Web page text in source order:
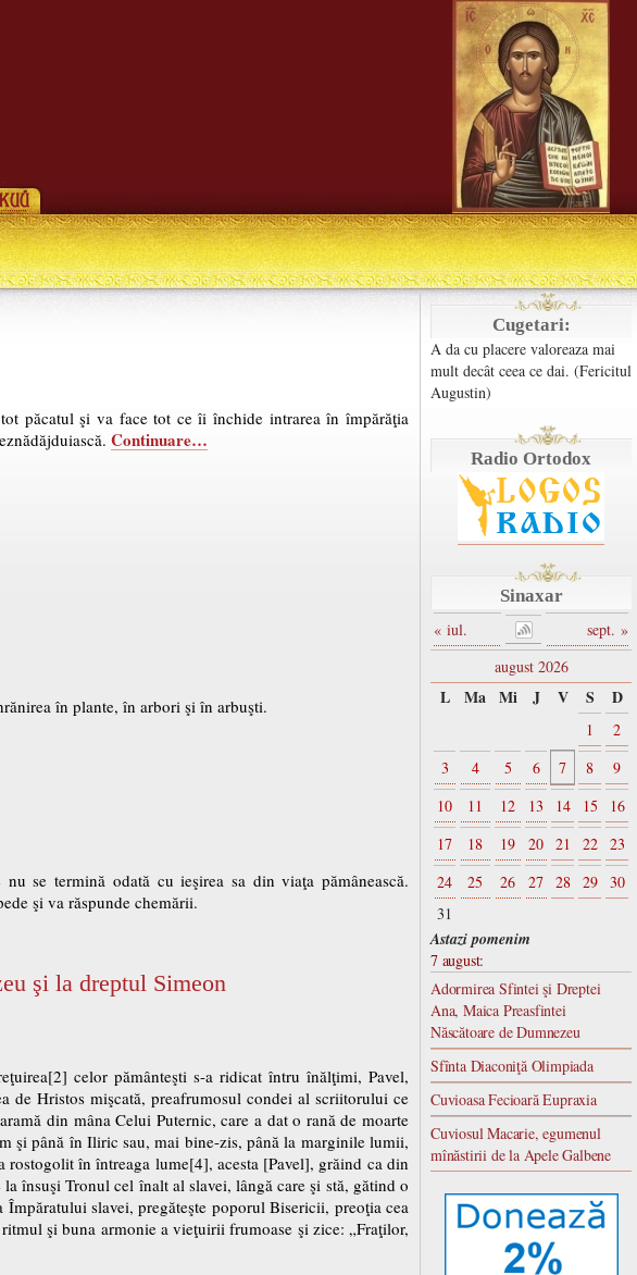
Cugetari:
A da cu placere valoreaza mai
mult decât ceea ce dai. (Fericitul
Augustin)
Radio Ortodox
Sinaxar
« iul.
sept. »
august 2026
L Ma Mi J V S D
1
2
3
4 5 6 7 8
9
10
11 12 13 14 15
16
17
18 19 20 21 22
23
24
25 26 27 28 29
30
31
Astazi pomenim
7 august:
Adormirea Sfintei şi Dreptei
Ana, Maica Preasfintei
Născătoare de Dumnezeu
Sfînta Diaconiţă Olimpiada
Cuvioasa Fecioară Eupraxia
Cuviosul Macarie, egumenul
mînăstirii de la Apele Galbene
păcatul şi va face tot ce îi închide intrarea în împărăţia
Continuare…
în plante, în arbori şi în arbuşti.
se termină odată cu ieşirea sa din viaţa pămânească.
şi va răspunde chemării.
şi la dreptul Simeon
celor pământeşti s-a ridicat întru înălţimi, Pavel,
de Hristos mişcată, preafrumosul condei al scriitorului ce
din mâna Celui Puternic, care a dat o rană de moarte
şi până în Iliric sau, mai bine-zis, până la marginile lumii,
în întreaga lume[4], acesta [Pavel], grăind ca din
însuşi Tronul cel înalt al slavei, lângă care şi stă, gătind o
slavei, pregăteşte poporul Bisericii, preoţia cea
şi buna armonie a vieţuirii frumoase şi zice: „Fraţilor,